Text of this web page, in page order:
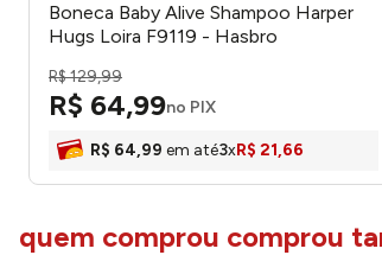
Boneca Baby Alive Shampoo Harper
Hugs Loira F9119 - Hasbro
R$129,99
R$ 64,99no PIX
R$ 64,99 em até3xR$ 21,66
quem comprou comprou